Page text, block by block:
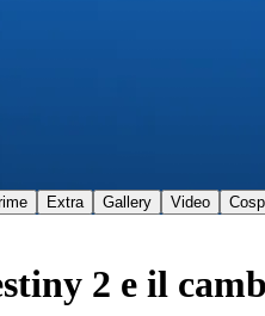
Extra Gallery Video
2 e il